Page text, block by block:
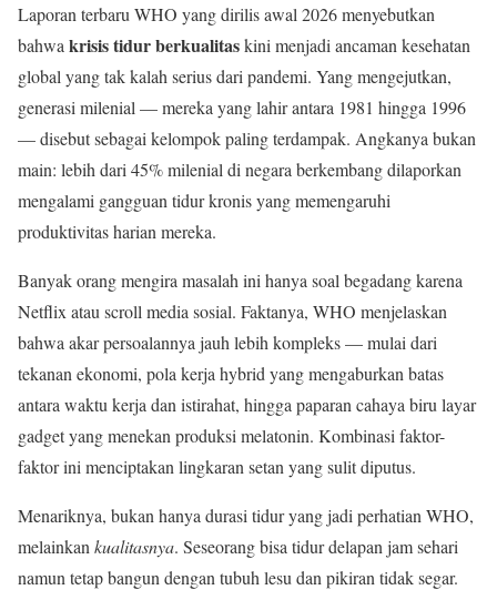
Laporan terbaru WHO yang dirilis awal 2026 menyebutkan
bahwa krisis tidur berkualitaskini menjadi ancaman kesehatan
global yang tak kalah serius dari pandemi. Yang mengejutkan,
generasi milenial — mereka yang lahir antara 1981 hingga 1996
— disebut sebagai kelompok paling terdampak. Angkanya bukan
main: lebih dari 45% milenial di negara berkembang dilaporkan
mengalami gangguan tidur kronis yang memengaruhi
produktivitas harian mereka.
Banyak orang mengira masalah ini hanya soal begadang karena
Netflix atau scroll media sosial. Faktanya, WHO menjelaskan
bahwa akar persoalannya jauh lebih kompleks — mulai dari
tekanan ekonomi, pola kerja hybrid yang mengaburkan batas
antara waktu kerja dan istirahat, hingga paparan cahaya biru layar
gadget yang menekan produksi melatonin. Kombinasi faktor-
faktor ini menciptakan lingkaran setan yang sulit diputus.
Menariknya, bukan hanya durasi tidur yang jadi perhatian WHO,
melainkan kualitasnya. Seseorang bisa tidur delapan jam sehari
namun tetap bangun dengan tubuh lesu dan pikiran tidak segar.